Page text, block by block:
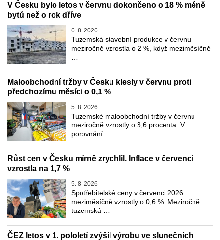
V Česku bylo letos v červnu dokončeno o 18 % méně
bytů než o rok dříve
6. 8. 2026
Tuzemská stavební produkce v červnu
meziročně vzrostla o 2 %, když meziměsíčně
Maloobchodní tržby v Česku klesly v červnu proti
předchozímu měsíci o 0,1 %
5. 8. 2026
Tuzemské maloobchodní tržby v červnu
meziročně vzrostly o 3,6 procenta. V
porovnání …
Růst cen v Česku mírně zrychlil. Inflace v červenci
vzrostla na 1,7 %
5. 8. 2026
Spotřebitelské ceny v červenci 2026
meziměsíčně vzrostly o 0,6 %. Meziročně
tuzemská …
ČEZ letos v 1. pololetí zvýšil výrobu ve slunečních